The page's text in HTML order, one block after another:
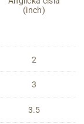
(inch)
2
3
3.5